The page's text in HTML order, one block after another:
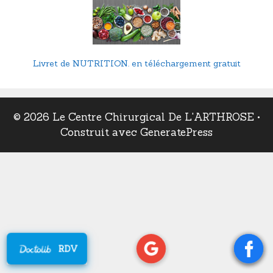
Livret de NUTRITION. en téléchargement gratuit
© 2026 Le Centre Chirurgical De L'ARTHROSE•
Construit avec GeneratePress
RDV